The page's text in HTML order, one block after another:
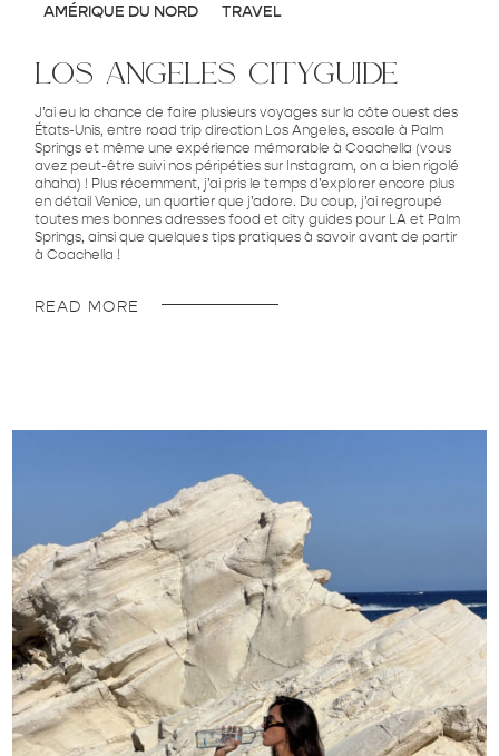
AMÉRIQUE DU NORD TRAVEL
los angeles cityguide
J’ai eu la chance de faire plusieurs voyages sur la côte ouest des
États-Unis, entre road trip direction Los Angeles, escale à Palm
Springs et même une expérience mémorable à Coachella (vous
avez peut-être suivi nos péripéties sur Instagram, on a bien rigolé
ahaha) ! Plus récemment, j’ai pris le temps d’explorer encore plus
en détail Venice, un quartier que j’adore. Du coup, j’ai regroupé
toutes mes bonnes adresses food et city guides pour LA et Palm
Springs, ainsi que quelques tips pratiques à savoir avant de partir
à Coachella !
READ MORE